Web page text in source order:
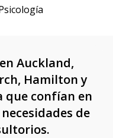
Auckland,
Hamilton y
que confían en
de